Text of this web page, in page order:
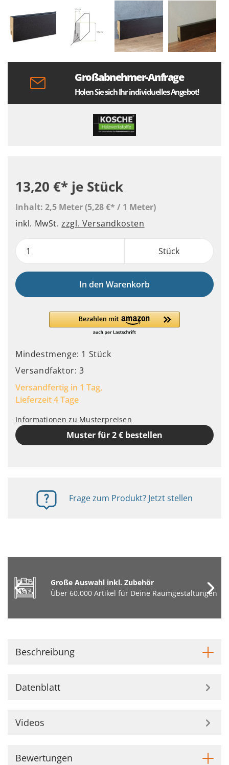
Großabnehmer-Anfrage
Holen Sie sich Ihr individuelles Angebot!
13,20 €* je Stück
Inhalt: 2,5 Meter(5,28 €* / 1 Meter)
inkl. MwSt.zzgl. Versandkosten
Stück
In den Warenkorb
Mindestmenge: 1 Stück
Versandfaktor: 3
Versandfertig in 1 Tag,
Lieferzeit 4 Tage
Informationen zu Musterpreisen
Muster für 2 € bestellen
Frage zum Produkt? Jetzt stellen
Große Auswahl inkl. Zubehör
Über 60.000 Artikel für Deine Raumgestaltungen
Beschreibung
Datenblatt
Videos
Bewertungen